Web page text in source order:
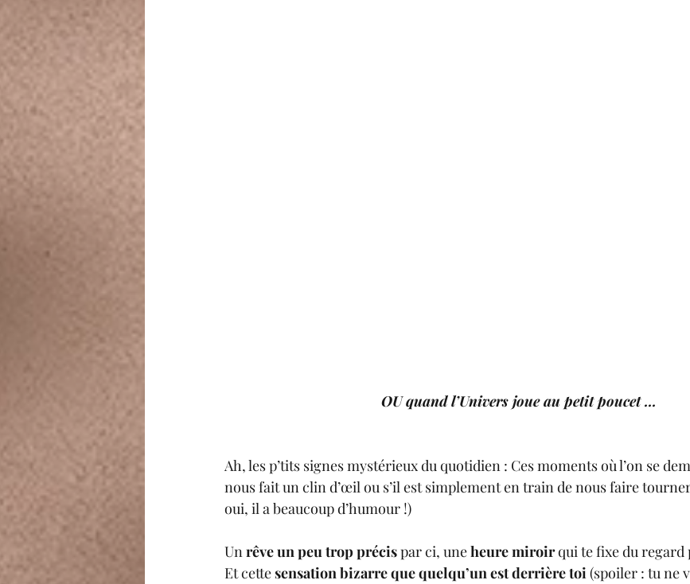
OU quand l’Univers joue au petit poucet ...
Ah, les p’tits signes mystérieux du quotidien : Ces moments où l’on se
nous fait un clin d’œil ou s’il est simplement en train de nous faire
oui, il a beaucoup d’humour !)
Un rêve un peu trop précis par ci, une heure miroir qui te fixe du regard
Et cette sensation bizarre que quelqu’un est derrière toi (spoiler : tu ne